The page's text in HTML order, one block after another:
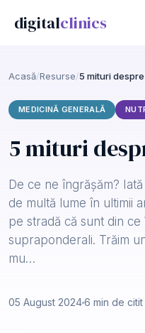
digitalclinics
Acasă/Resurse/5 mituri
MEDICINĂ GENERALĂ
5 mituri
De ce ne îngrășăm?
de multă lume în ultimii
pe stradă că sunt din ce
supraponderali. Trăim
mu…
05 August 20246 min de citit